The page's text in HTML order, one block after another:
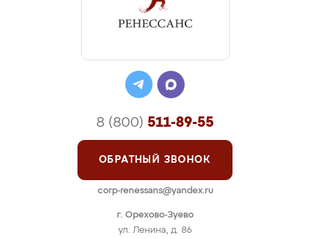
г. Орехово-Зуево
ул. Ленина, д. 86
8 (800) 511-89-55
ОБРАТНЫЙ ЗВОНОК
corp-renessans@yandex.ru